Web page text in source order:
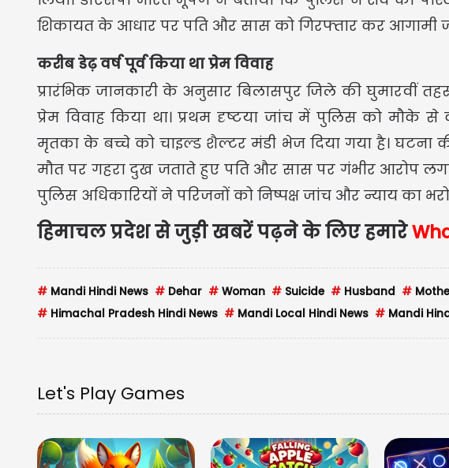
शिकायत के आधार पर पति और सास को गिरफ्तार कर आगामी
करीब डेढ़ वर्ष पूर्व किया था प्रेम विवाह
प्रारंभिक जानकारी के अनुसार बिलासपुर जिले की घुमारवीं
प्रेम विवाह किया था। प्रथम दृष्टया जांच में पुलिस को मौके
मृतका के बच्चे को चाइल्ड शैल्टर मंडी भेज दिया गया है। घटना
मौत पर गहरा दुख जताते हुए पति और सास पर गंभीर आरोप
पुलिस अधिकारियों ने परिजनों को निष्पक्ष जांच और न्याय का
हिमाचल प्रदेश से जुड़ी खबरें पढ़ने के लिए हमारे
# Mandi Hindi News # Dehar # Woman # Suicide # Husband #
# Himachal Pradesh Hindi News # Mandi Local Hindi News # Mandi
Let's Play Games